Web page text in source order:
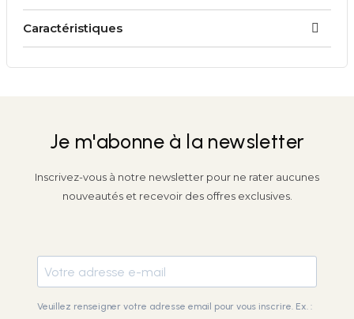
Caractéristiques
Je m'abonne à la newsletter
Inscrivez-vous à notre newsletter pour ne rater aucunes
nouveautés et recevoir des offres exclusives.
Veuillez renseigner votre adresse email pour vous inscrire. Ex. :